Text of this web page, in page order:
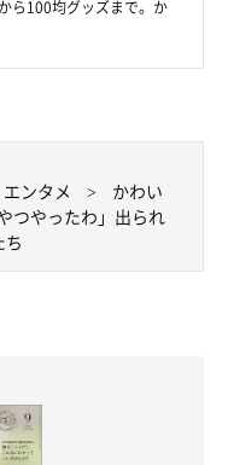
ら100均グッズまで。か
エンタメ
かわい
つやったわ」出られ